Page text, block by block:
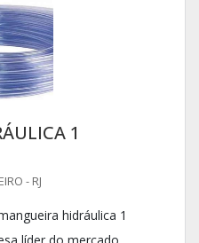
1
- RJ
hidráulica 1